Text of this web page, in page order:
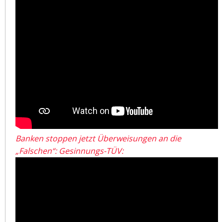
Banken stoppen jetzt Überweisungen an die
„Falschen“: Gesinnungs-TÜV: